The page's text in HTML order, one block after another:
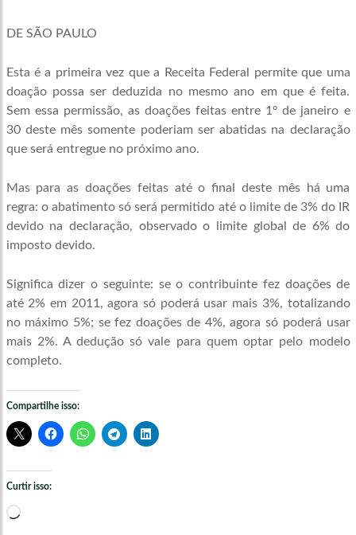
DE SÃO PAULO
Esta é a primeira vez que a Receita Federal permite que uma
doação possa ser deduzida no mesmo ano em que é feita.
Sem essa permissão, as doações feitas entre 1º de janeiro e
30 deste mês somente poderiam ser abatidas na declaração
que será entregue no próximo ano.
Mas para as doações feitas até o final deste mês há uma
regra: o abatimento só será permitido até o limite de 3% do IR
devido na declaração, observado o limite global de 6% do
imposto devido.
Significa dizer o seguinte: se o contribuinte fez doações de
até 2% em 2011, agora só poderá usar mais 3%, totalizando
no máximo 5%; se fez doações de 4%, agora só poderá usar
mais 2%. A dedução só vale para quem optar pelo modelo
completo.
Compartilhe isso:
Curtir isso:
Carregando...